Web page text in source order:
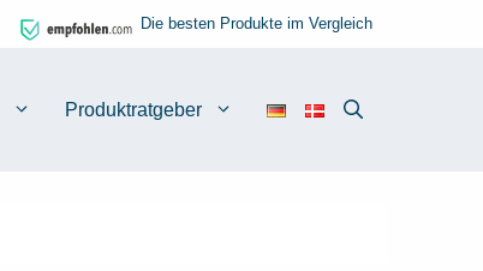
Die besten Produkte im Vergleich
Produktratgeber